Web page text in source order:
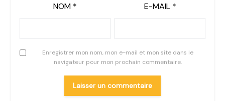
NOM * E-MAIL *
Enregistrer mon nom, mon e-mail et mon site dans le
navigateur pour mon prochain commentaire.